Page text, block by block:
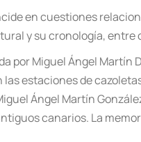
en cuestiones
y su cronología, entre
por Miguel Ángel Martín D
estaciones de
Ángel Martín
canarios. La